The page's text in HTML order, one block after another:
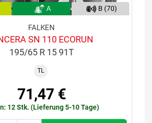
A B (70)
FALKEN
SN 110 ECORUN
195/65 R 15 91T
TL
71,47 €
12 Stk. (Lieferung 5-10 Tage)